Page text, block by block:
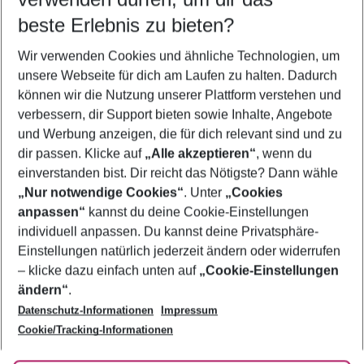
5-8 Nächte
2 Erwachsene Keine Kinder
Mehr Filter anzeigen
Footer
Footer navigation
Über uns
AGB
Bestpreisgarantie
Cookie-Einstellungen ändern
Cookie-Richtlinie
Agenturbetreuung
Barrierefreies Reisen
Folge uns
beste Erlebnis zu bieten?
Wir verwenden Cookies und ähnliche Technologien, um
unsere Webseite für dich am Laufen zu halten. Dadurch
können wir die Nutzung unserer Plattform verstehen und
verbessern, dir Support bieten sowie Inhalte, Angebote
und Werbung anzeigen, die für dich relevant sind und zu
dir passen. Klicke auf „Alle akzeptieren“, wenn du
einverstanden bist. Dir reicht das Nötigste? Dann wähle
„Nur notwendige Cookies“. Unter „Cookies
anpassen“ kannst du deine Cookie-Einstellungen
individuell anpassen. Du kannst deine Privatsphäre-
Einstellungen natürlich jederzeit ändern oder widerrufen
– klicke dazu einfach unten auf „Cookie-Einstellungen
ändern“.
Datenschutz-Informationen
Impressum
Cookie/Tracking-Informationen